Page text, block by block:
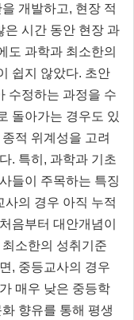
개발하고, 현장 적
은 시간 동안 현장 과
도 과학과 최소한의
쉽지 않았다. 초안
수정하는 과정을 수
돌아가는 경우도 있
적 위계성을 고려
. 특히, 과학과 기초
들이 주목하는 특징
사의 경우 아직 누적
음부터 대안개념이
소한의 성취기준
, 중등교사의 경우
매우 낮은 중등학
향유를 통해 평생